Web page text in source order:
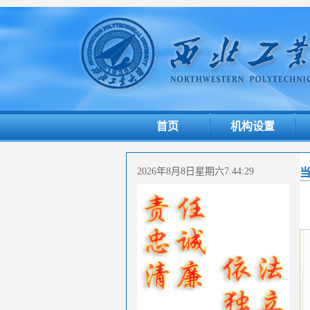
首页 机构设置
2026年8月8日星期六7:44:30